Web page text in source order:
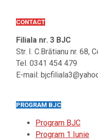
CONTACT
Filiala nr. 3 BJC
Str. I. C.Brătianu nr. 68,
Tel. 0341 454 479
E-mail:
PROGRAM BJC
Program BJC
Program 1 Iunie